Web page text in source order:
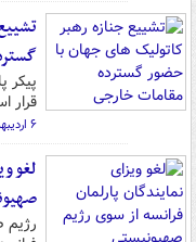
پیکر
قرار
۶ اردیبهشت ۰۴ - ۰۹:۱۵
لغو
رژیم